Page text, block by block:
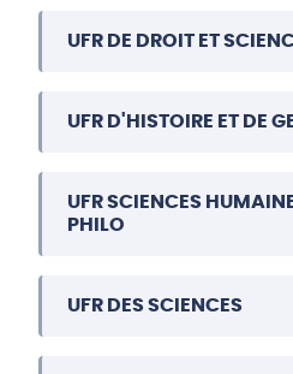
UFR DE DROIT ET
UFR D'HISTOIRE ET DE
UFR SCIENCES
PHILO
UFR DES SCIENCES